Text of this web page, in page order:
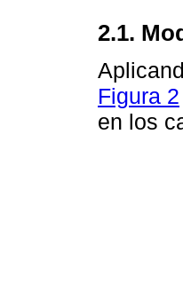
2.1.
Figura 2
en los